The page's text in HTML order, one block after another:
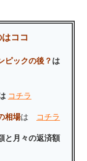
ココ
ピックの後？ は
コチラ
相場は コチラ
と月々の返済額